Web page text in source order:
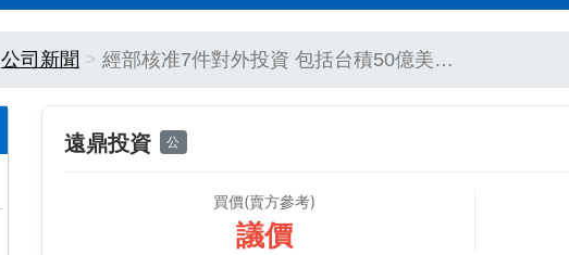
公司新聞 經部核准7件對外投資 包括台積50億美…
遠鼎投資 公
買價(賣方參考)
議價